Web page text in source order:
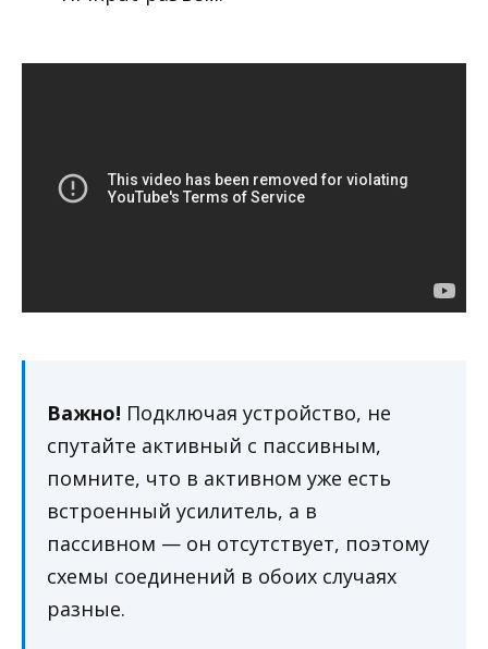
Важно! Подключая устройство, не
спутайте активный с пассивным,
помните, что в активном уже есть
встроенный усилитель, а в
пассивном — он отсутствует, поэтому
схемы соединений в обоих случаях
разные.